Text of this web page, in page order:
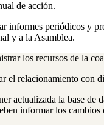
de acción.
informes periódicos y
y a la Asamblea.
los recursos de la
el relacionamiento con
actualizada la base de
informar los cambios